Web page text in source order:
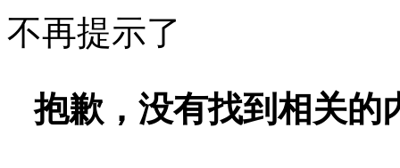
不再提示了
抱歉，没有找到相关的